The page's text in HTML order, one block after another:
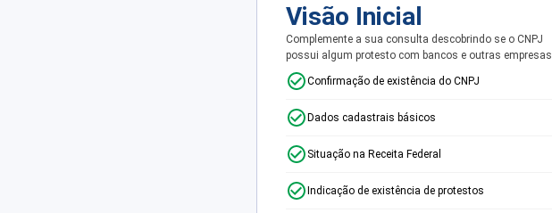
Visão Inicial
Complemente a sua consulta descobrindo se o CNPJ
possui algum protesto com bancos e outras empresas.
Confirmação de existência do CNPJ
Dados cadastrais básicos
Situação na Receita Federal
Indicação de existência de protestos